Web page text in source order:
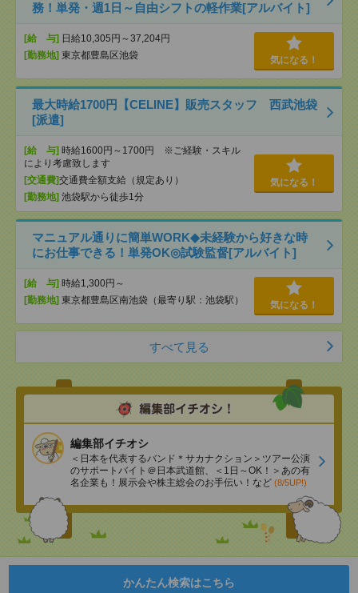
務！単発・週1日～自由シフトの軽作業[アルバイト]
[給 与] 日給10,305円～37,204円
[勤務地] 東京都豊島区池袋 気になる！
最大時給1700円【CELINE】販売スタッフ 西武池袋
[派遣]
[給 与] 時給1600円～1700円 ※ご経験・スキル
により考慮致します
[交通費]交通費全額支給（規定あり）
[勤務地] 池袋駅から徒歩1分
気になる！
マニュアル通りに簡単WORK◆未経験から好きな時
にお仕事できる！単発OK◎試験監督[アルバイト]
[給 与] 時給1,300円～
[勤務地] 東京都豊島区南池袋（最寄り駅：池袋駅） 気になる！
すべて見る
編集部イチオシ
＜日本を代表するバンド＊サカナクション＞ツアー公演
のサポートバイト＠日本武道館、＜1日～OK！＞あの有
名企業も！展示会や株主総会のお手伝い！など (8/5UP!)
かんたん検索はこちら